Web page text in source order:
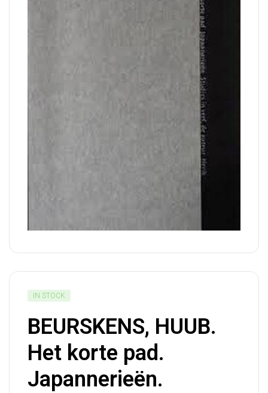
IN STOCK
BEURSKENS, HUUB.
Het korte pad.
Japannerieën.